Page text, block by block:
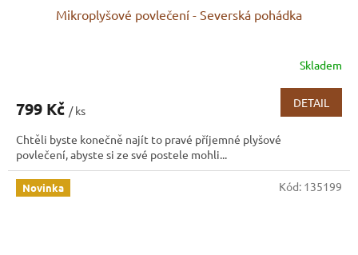
Mikroplyšové povlečení - Severská pohádka
Skladem
799 Kč / ks
DETAIL
Chtěli byste konečně najít to pravé příjemné plyšové
povlečení, abyste si ze své postele mohli...
Novinka Kód: 135199